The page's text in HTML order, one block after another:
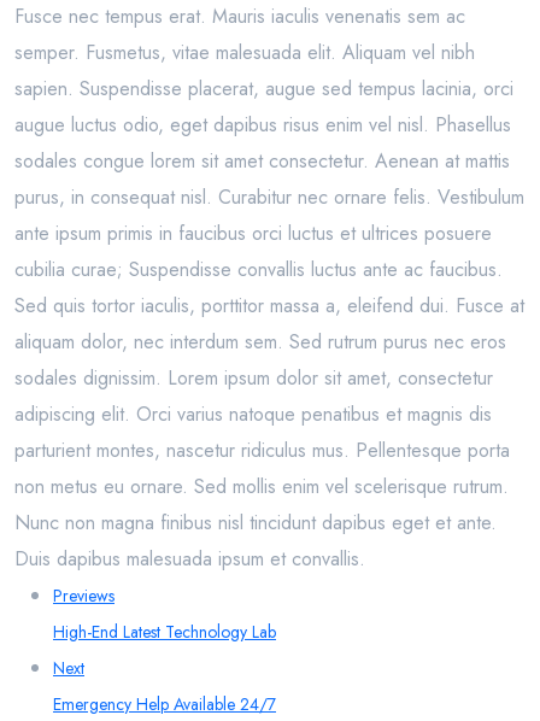
Fusce nec tempus erat. Mauris iaculis venenatis sem ac
semper. Fusmetus, vitae malesuada elit. Aliquam vel nibh
sapien. Suspendisse placerat, augue sed tempus lacinia, orci
augue luctus odio, eget dapibus risus enim vel nisl. Phasellus
sodales congue lorem sit amet consectetur. Aenean at mattis
purus, in consequat nisl. Curabitur nec ornare felis. Vestibulum
ante ipsum primis in faucibus orci luctus et ultrices posuere
cubilia curae; Suspendisse convallis luctus ante ac faucibus.
Sed quis tortor iaculis, porttitor massa a, eleifend dui. Fusce at
aliquam dolor, nec interdum sem. Sed rutrum purus nec eros
sodales dignissim. Lorem ipsum dolor sit amet, consectetur
adipiscing elit. Orci varius natoque penatibus et magnis dis
parturient montes, nascetur ridiculus mus. Pellentesque porta
non metus eu ornare. Sed mollis enim vel scelerisque rutrum.
Nunc non magna finibus nisl tincidunt dapibus eget et ante.
Duis dapibus malesuada ipsum et convallis.
Previews
High-End Latest Technology Lab
Next
Emergency Help Available 24/7